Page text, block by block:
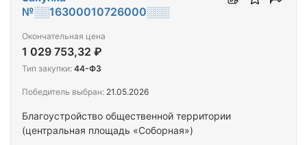
Благоустройство общественной территории
(центральная площадь «Соборная»)
№░░16300010726000░░░
Окончательная цена
1 029 753,32 ₽
Тип закупки: 44-ФЗ
Победитель выбран: 21.05.2026